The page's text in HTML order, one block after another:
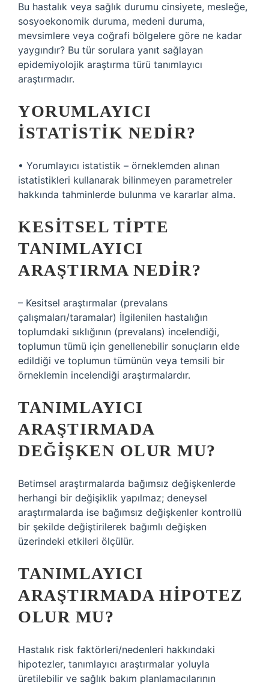
Bu hastalık veya sağlık durumu cinsiyete, mesleğe,
sosyoekonomik duruma, medeni duruma,
mevsimlere veya coğrafi bölgelere göre ne kadar
yaygındır? Bu tür sorulara yanıt sağlayan
epidemiyolojik araştırma türü tanımlayıcı
araştırmadır.
YORUMLAYICI
ISTATISTIK NEDIR?
• Yorumlayıcı istatistik – örneklemden alınan
istatistikleri kullanarak bilinmeyen parametreler
hakkında tahminlerde bulunma ve kararlar alma.
KESITSEL TIPTE
TANIMLAYICI
ARAŞTIRMA NEDIR?
– Kesitsel araştırmalar (prevalans
çalışmaları/taramalar) İlgilenilen hastalığın
toplumdaki sıklığının (prevalans) incelendiği,
toplumun tümü için genellenebilir sonuçların elde
edildiği ve toplumun tümünün veya temsili bir
örneklemin incelendiği araştırmalardır.
TANIMLAYICI
ARAŞTIRMADA
DEĞIŞKEN OLUR MU?
Betimsel araştırmalarda bağımsız değişkenlerde
herhangi bir değişiklik yapılmaz; deneysel
araştırmalarda ise bağımsız değişkenler kontrollü
bir şekilde değiştirilerek bağımlı değişken
üzerindeki etkileri ölçülür.
TANIMLAYICI
ARAŞTIRMADA HIPOTEZ
OLUR MU?
Hastalık risk faktörleri/nedenleri hakkındaki
hipotezler, tanımlayıcı araştırmalar yoluyla
üretilebilir ve sağlık bakım planlamacılarının